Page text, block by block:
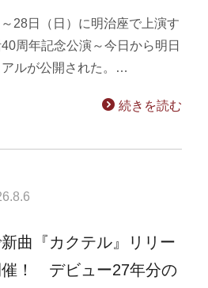
28日（日）に明治座で上演す
周年記念公演～今日から明日
ルが公開された。…
続きを読む
曲『カクテル』リリー
催！ デビュー27年分の